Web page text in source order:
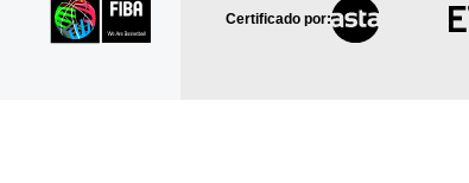
Certificado por: